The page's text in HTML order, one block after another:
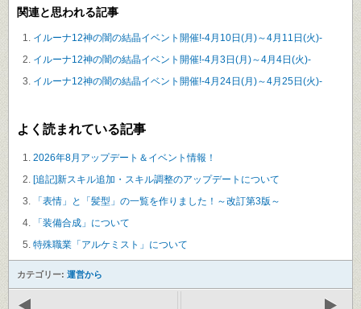
関連と思われる記事
イルーナ12神の闇の結晶イベント開催!-4月10日(月)～4月11日(火)-
イルーナ12神の闇の結晶イベント開催!-4月3日(月)～4月4日(火)-
イルーナ12神の闇の結晶イベント開催!-4月24日(月)～4月25日(火)-
よく読まれている記事
2026年8月アップデート＆イベント情報！
[追記]新スキル追加・スキル調整のアップデートについて
「表情」と「髪型」の一覧を作りました！～改訂第3版～
「装備合成」について
特殊職業「アルケミスト」について
カテゴリー: 運営から